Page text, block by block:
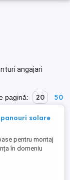
angajari
pagină: 20 50
solare
pentru montaj
în domeniu
în Europa
la nivel
asigurate